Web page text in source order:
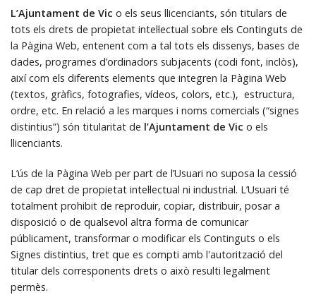
L’Ajuntament de Vic o els seus llicenciants, són titulars de
tots els drets de propietat intel·lectual sobre els Continguts de
la Pàgina Web, entenent com a tal tots els dissenys, bases de
dades, programes d’ordinadors subjacents (codi font, inclòs),
així com els diferents elements que integren la Pàgina Web
(textos, gràfics, fotografies, vídeos, colors, etc.), estructura,
ordre, etc. En relació a les marques i noms comercials (“signes
distintius”) són titularitat de l’Ajuntament de Vic o els
llicenciants.
L’ús de la Pàgina Web per part de l’Usuari no suposa la cessió
de cap dret de propietat intel·lectual ni industrial. L’Usuari té
totalment prohibit de reproduir, copiar, distribuir, posar a
disposició o de qualsevol altra forma de comunicar
públicament, transformar o modificar els Continguts o els
Signes distintius, tret que es compti amb l'autorització del
titular dels corresponents drets o això resulti legalment
permès.